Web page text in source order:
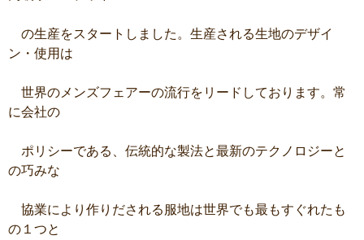
の生産をスタートしました。生産される生地のデザイ
ン・使用は
世界のメンズフェアーの流行をリードしております。常
に会社の
ポリシーである、伝統的な製法と最新のテクノロジーと
の巧みな
協業により作りだされる服地は世界でも最もすぐれたも
の１つと